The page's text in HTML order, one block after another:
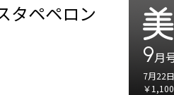
タペペロン
9月
7月22日
￥1,100